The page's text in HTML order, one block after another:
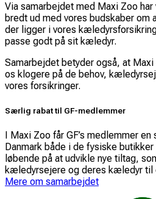
Via samarbejdet med Maxi Zoo
bredt ud med vores budskaber om
der ligger i vores
passe godt på sit kæledyr.
Samarbejdet betyder også, at
os klogere på de behov,
vores forsikringer.
Særlig rabat til GF-medlemmer
I Maxi Zoo får GF’s medlemmer
Danmark både i de fysiske
løbende på at udvikle nye tiltag,
kæledyrsejere og deres kæledyr til
Mere om samarbejdet